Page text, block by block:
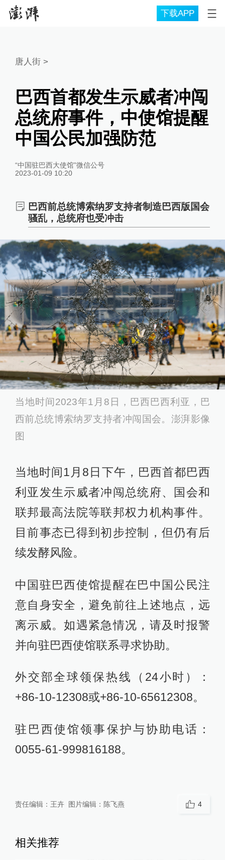
下载APP
唐人街>
巴西首都发生示威者冲闯
总统府事件，中使馆提醒
中国公民加强防范
“中国驻巴西大使馆”微信公号
2023-01-09 10:20
巴西前总统博索纳罗支持者制造巴西版国会
骚乱，总统府也受冲击
当地时间2023年1月8日，巴西巴西利亚，巴
西前总统博索纳罗支持者冲闯国会。澎湃影像
图
当地时间1月8日下午，巴西首都巴西
利亚发生示威者冲闯总统府、国会和
联邦最高法院等联邦权力机构事件。
目前事态已得到初步控制，但仍有后
续发酵风险。
中国驻巴西使馆提醒在巴中国公民注
意自身安全，避免前往上述地点，远
离示威。如遇紧急情况，请及时报警
并向驻巴西使馆联系寻求协助。
外交部全球领保热线（24小时）：
+86-10-12308或+86-10-65612308。
驻巴西使馆领事保护与协助电话：
0055-61-999816188。
责任编辑： 王卉 图片编辑： 陈飞燕 4
相关推荐